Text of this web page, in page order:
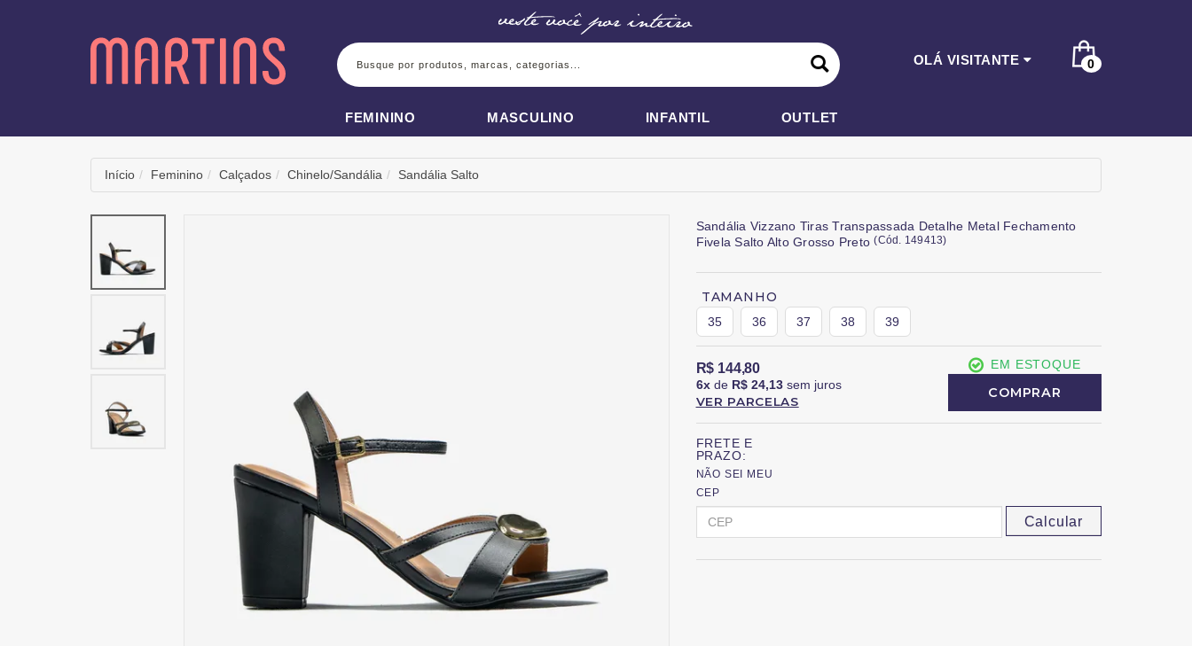
BUSCA
OLÁ VISITANTE 0
FEMININO MASCULINO INFANTIL OUTLET
Início Feminino Calçados Chinelo/Sandália Sandália Salto
Sandália Vizzano Tiras Transpassada Detalhe Metal Fechamento
Fivela Salto Alto Grosso Preto(Cód. 149413)
TAMANHO
35 36 37 38 39
R$ 144,80
6xde R$ 24,13sem juros
VER PARCELAS
EM ESTOQUE
COMPRAR
FRETE E
PRAZO:
NÃO SEI MEU
CEP
Calcular